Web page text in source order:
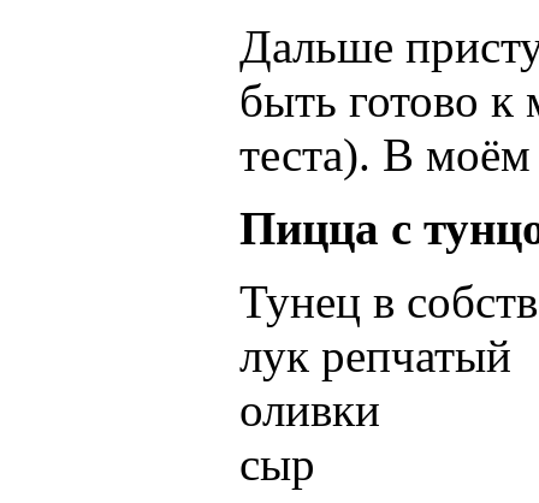
Дальше
быть готово к
теста). В моём
Пицца с
Тунец в
лук репчатый
оливки
сыр